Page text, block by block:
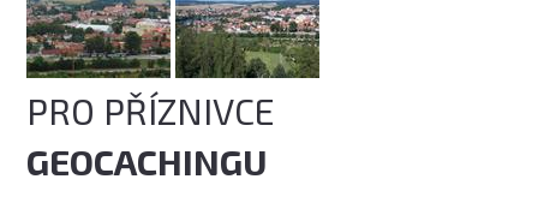
PRO PŘÍZNIVCE
GEOCACHINGU